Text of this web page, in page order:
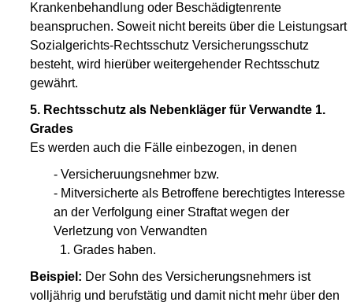
Krankenbehandlung oder Beschädigtenrente
beanspruchen. Soweit nicht bereits über die Leistungsart
Sozialgerichts-Rechtsschutz Versicherungsschutz
besteht, wird hierüber weitergehender Rechtsschutz
gewährt.
5. Rechtsschutz als Nebenkläger für Verwandte 1.
Grades
Es werden auch die Fälle einbezogen, in denen
- Versicheruungsnehmer bzw.
- Mitversicherte als Betroffene berechtigtes Interesse
an der Verfolgung einer Straftat wegen der
Verletzung von Verwandten
1. Grades haben.
Beispiel: Der Sohn des Versicherungsnehmers ist
volljährig und berufstätig und damit nicht mehr über den